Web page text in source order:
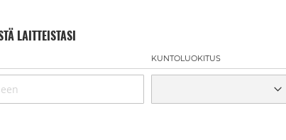
LAITTEISTASI
KUNTOLUOKITUS